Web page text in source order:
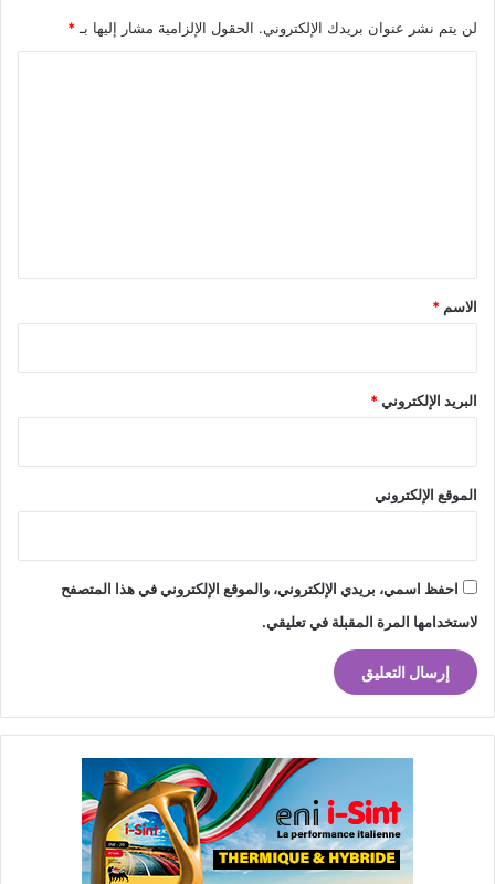
لن يتم نشر عنوان بريدك الإلكتروني. الحقول الإلزامية مشار إليها بـ *
*
الاسم *
البريد الإلكتروني*
الموقع الإلكتروني
احفظ اسمي، بريدي الإلكتروني، والموقع الإلكتروني في هذا المتصفح
لاستخدامها المرة المقبلة في تعليقي.